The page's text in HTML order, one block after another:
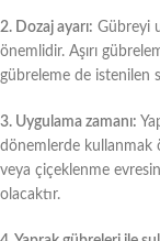
2. Dozaj ayarı: Gübreyi
önemlidir. Aşırı
gübreleme de istenilen
3. Uygulama zamanı:
dönemlerde kullanmak
veya çiçeklenme
olacaktır.